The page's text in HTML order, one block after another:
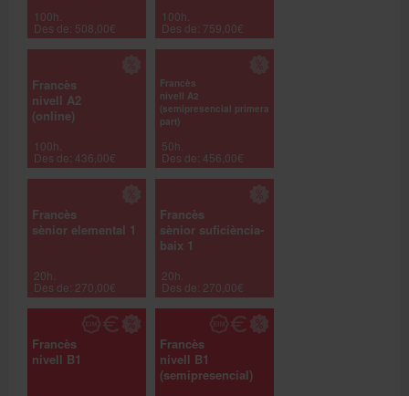
100h.
Des de: 508,00€
100h.
Des de: 759,00€
Francès
nivell A2
(online)
100h.
Des de: 436,00€
Francès
nivell A2
(semipresencial primera
part)
50h.
Des de: 456,00€
Francès
sènior elemental 1
20h.
Des de: 270,00€
Francès
sènior suficiència-
baix 1
20h.
Des de: 270,00€
Francès
nivell B1
Francès
nivell B1
(semipresencial)